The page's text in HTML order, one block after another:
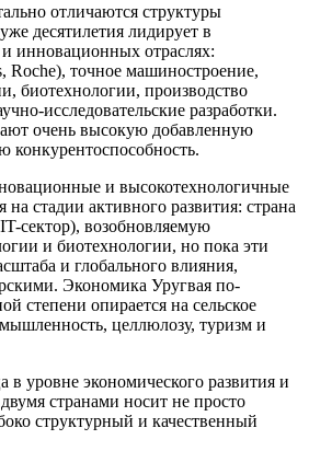
отличаются структуры
десятилетия лидирует в
инновационных отраслях:
Roche), точное машиностроение,
биотехнологии, производство
исследовательские разработки.
очень высокую добавленную
конкурентоспособность.
и высокотехнологичные
на стадии активного развития: страна
сектор), возобновляемую
и биотехнологии, но пока эти
и глобального влияния,
Экономика Уругвая по-
степени опирается на сельское
целлюлозу, туризм и
в уровне экономического развития и
странами носит не просто
структурный и качественный